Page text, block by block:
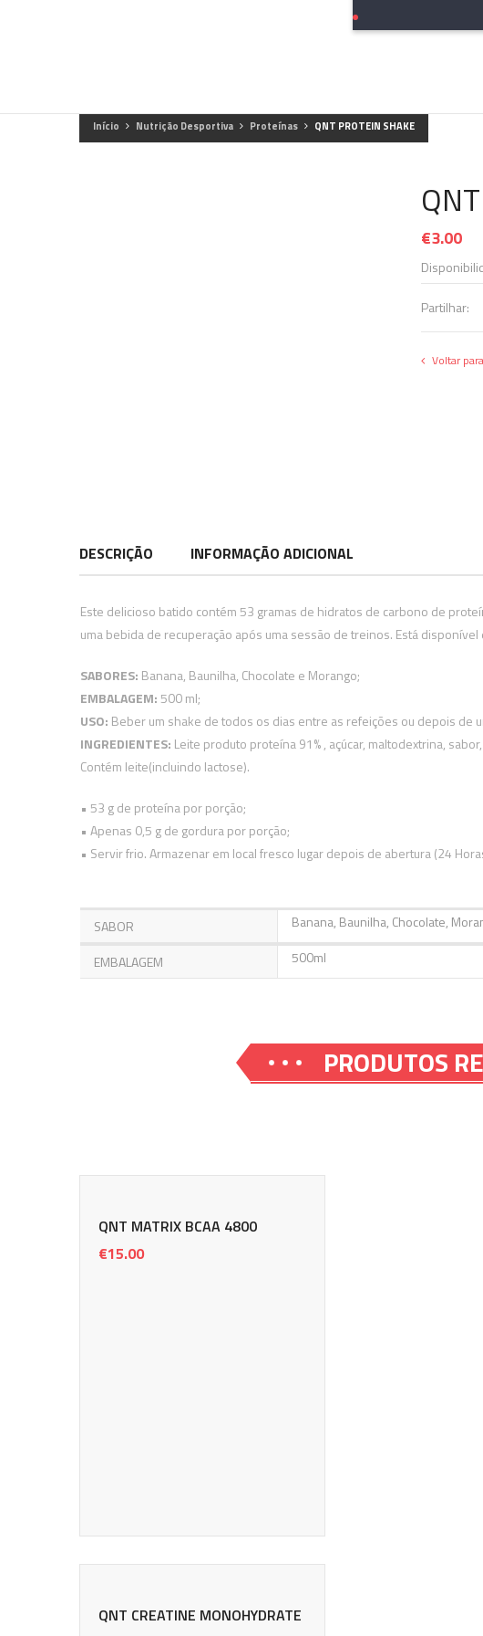
Início Nutrição Desportiva Proteínas QNT PROTEIN SHAKE
€3.00
Partilhar:
Voltar
DESCRIÇÃO INFORMAÇÃO ADICIONAL
Este delicioso batido contém 53 gramas de hidratos de carbono de
uma bebida de recuperação após uma sessão de treinos. Está
SABORES: Banana, Baunilha, Chocolate e Morango;
EMBALAGEM: 500 ml;
USO: Beber um shake de todos os dias entre as refeições ou depois de
INGREDIENTES: Leite produto proteína 91% , açúcar, maltodextrina,
Contém leite(incluindo lactose).
• 53 g de proteína por porção;
• Apenas 0,5 g de gordura por porção;
• Servir frio. Armazenar em local fresco lugar depois de abertura (24
SABOR Banana, Baunilha, Chocolate,
EMBALAGEM 500ml
PRODUTOS
QNT MATRIX BCAA 4800
€15.00
QNT CREATINE MONOHYDRATE